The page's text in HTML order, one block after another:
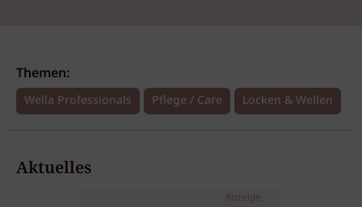
Themen:
Wella Professionals Pflege / Care Locken & Wellen
Aktuelles
Anzeige